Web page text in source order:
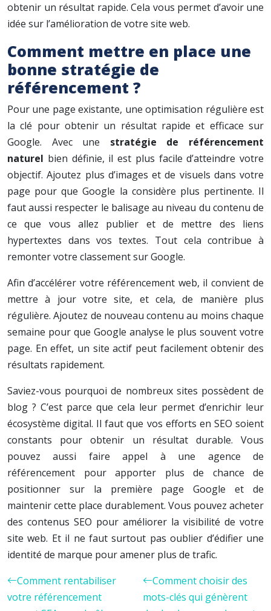
obtenir un résultat rapide. Cela vous permet d’avoir une
idée sur l’amélioration de votre site web.
Comment mettre en place une
bonne stratégie de
référencement ?
Pour une page existante, une optimisation régulière est
la clé pour obtenir un résultat rapide et efficace sur
Google. Avec une stratégie de référencement
naturel bien définie, il est plus facile d’atteindre votre
objectif. Ajoutez plus d’images et de visuels dans votre
page pour que Google la considère plus pertinente. Il
faut aussi respecter le balisage au niveau du contenu de
ce que vous allez publier et de mettre des liens
hypertextes dans vos textes. Tout cela contribue à
remonter votre classement sur Google.
Afin d’accélérer votre référencement web, il convient de
mettre à jour votre site, et cela, de manière plus
régulière. Ajoutez de nouveau contenu au moins chaque
semaine pour que Google analyse le plus souvent votre
page. En effet, un site actif peut facilement obtenir des
résultats rapidement.
Saviez-vous pourquoi de nombreux sites possèdent de
blog ? C’est parce que cela leur permet d’enrichir leur
écosystème digital. Il faut que vos efforts en SEO soient
constants pour obtenir un résultat durable. Vous
pouvez aussi faire appel à une agence de
référencement pour apporter plus de chance de
positionner sur la première page Google et de
maintenir cette place durablement. Vous pouvez acheter
des contenus SEO pour améliorer la visibilité de votre
site web. Et il ne faut surtout pas oublier d’édifier une
identité de marque pour amener plus de trafic.
Comment rentabiliser
votre référencement
Comment choisir des
mots-clés qui génèrent